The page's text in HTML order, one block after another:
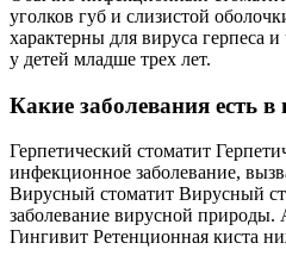
уголков губ и слизистой
характерны для вируса герпеса
у детей младше трех лет.
Какие заболевания есть в
Герпетический стоматит
инфекционное заболевание,
Вирусный стоматит Вирусный
заболевание вирусной природы.
Гингивит Ретенционная киста